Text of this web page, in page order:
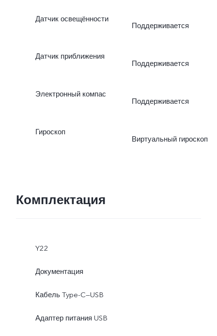
Датчик освещённости
Поддерживается
Датчик приближения
Поддерживается
Электронный компас
Поддерживается
Гироскоп
Виртуальный гироскоп
Комплектация
Y22
Документация
Кабель Type-C—USB
Адаптер питания USB